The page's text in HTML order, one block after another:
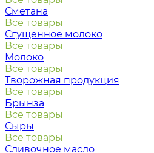
Сметана
Все товары
Сгущенное молоко
Все товары
Молоко
Все товары
Творожная продукция
Все товары
Брынза
Все товары
Сыры
Все товары
Сливочное масло